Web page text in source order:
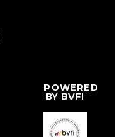
POWERED
BY BVFI